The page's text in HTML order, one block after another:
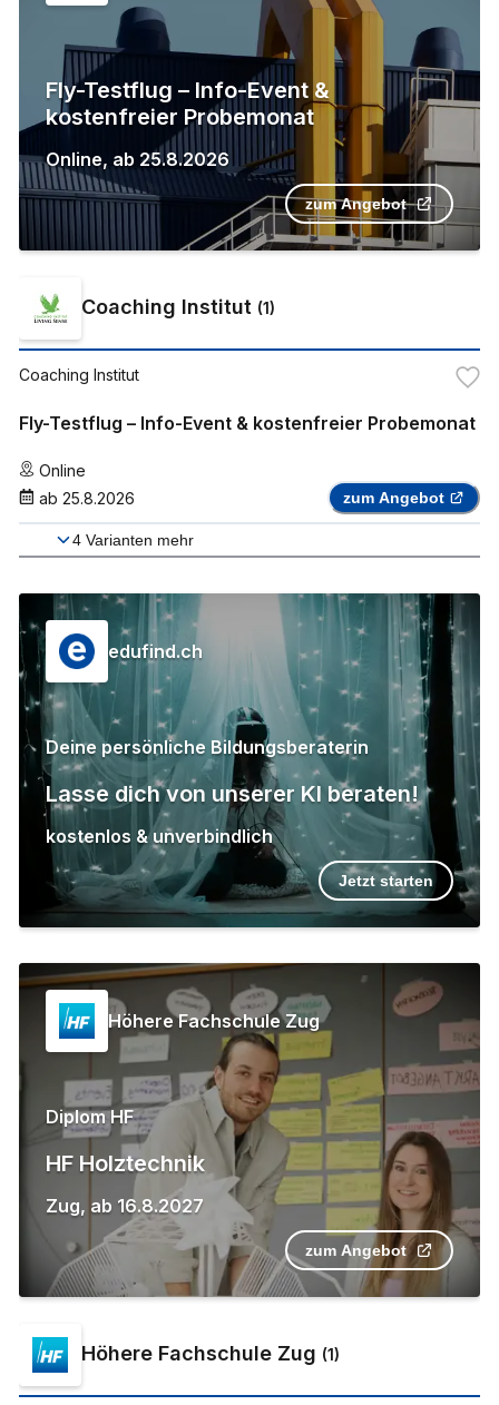
Fly-Testflug – Info-Event &
kostenfreier Probemonat
Online, ab 25.8.2026
zum Angebot
Coaching Institut (1 )
Coaching Institut
Fly-Testflug – Info-Event & kostenfreier Probemonat
Online
ab 25.8.2026 zum Angebot
4 Varianten mehr
edufind.ch
Deine persönliche Bildungsberaterin
Lasse dich von unserer KI beraten!
kostenlos & unverbindlich
Jetzt starten
Höhere Fachschule Zug
Diplom HF
HF Holztechnik
Zug, ab 16.8.2027
zum Angebot
Höhere Fachschule Zug (1 )